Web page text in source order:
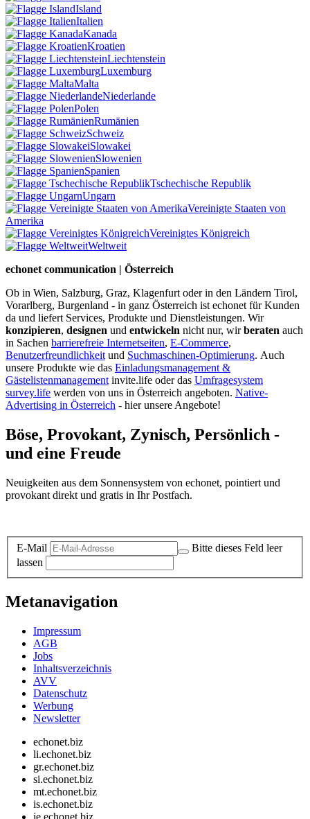
Island
Italien
Kanada
Kroatien
Liechtenstein
Luxemburg
Malta
Niederlande
Polen
Rumänien
Schweiz
Slowakei
Slowenien
Spanien
Tschechische Republik
Ungarn
Vereinigte Staaten von
Amerika
Vereinigtes Königreich
Weltweit
echonet communication | Österreich
Ob in Wien, Salzburg, Graz, Klagenfurt oder in den Ländern Tirol,
Vorarlberg, Burgenland - in ganz Österreich ist echonet für Kunden
da und liefert Services, Produkte und Dienstleistungen. Wir
konzipieren, designen und entwickeln nicht nur, wirberaten auch
in Sachen barrierefreie Internetseiten, E-Commerce,
Benutzerfreundlichkeit und Suchmaschinen-Optimierung. Auch
unsere Produkte wie das Einladungsmanagement &
Gästelistenmanagement invite.life oder das Umfragesystem
survey.life werden von uns in Österreich angeboten. Native-
Advertising in Österreich - hier unsere Angebote!
Böse, Provokant, Zynisch, Persönlich -
und eine Freude
Neuigkeiten aus dem Sonnensystem von echonet, pointiert und
provokant direkt und gratis in Ihr Postfach.
E-Mail
Bitte dieses Feld leer
lassen
Metanavigation
Impressum
AGB
Jobs
Inhaltsverzeichnis
AVV
Datenschutz
Werbung
Newsletter
echonet.biz
li.echonet.biz
gr.echonet.biz
si.echonet.biz
mt.echonet.biz
is.echonet.biz